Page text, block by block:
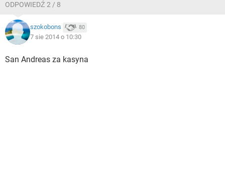
ODPOWIEDŹ 2 / 8
szokobons 80
7 sie 2014 o 10:30
San Andreas za kasyna